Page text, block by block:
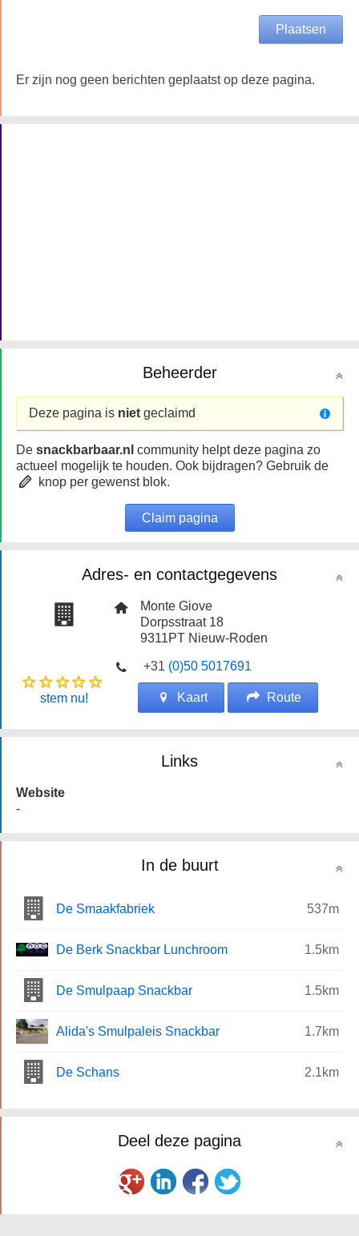
Er zijn nog geen berichten geplaatst op deze pagina.
Beheerder
Deze pagina is niet geclaimd
De snackbarbaar.nl community helpt deze pagina zo
actueel mogelijk te houden. Ook bijdragen? Gebruik de
knop per gewenst blok.
Claim pagina
Adres- en contactgegevens
Monte Giove
Dorpsstraat 18
9311PT Nieuw-Roden
+31 (0)50 5017691
stem nu! Kaart Route
Links
Website
-
In de buurt
De Smaakfabriek 537m
De Berk Snackbar Lunchroom 1.5km
De Smulpaap Snackbar 1.5km
Alida's Smulpaleis Snackbar 1.7km
De Schans 2.1km
Deel deze pagina